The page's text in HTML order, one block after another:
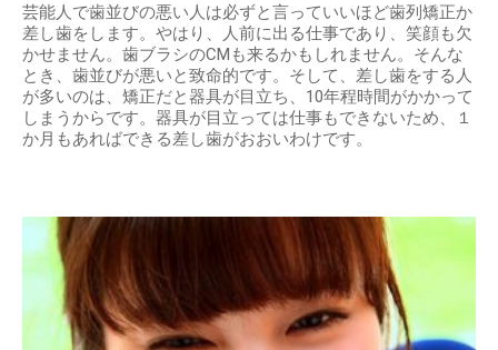
芸能人で歯並びの悪い人は必ずと言っていいほど歯列矯正か
差し歯をします。やはり、人前に出る仕事であり、笑顔も欠
かせません。歯ブラシのCMも来るかもしれません。そんな
とき、歯並びが悪いと致命的です。そして、差し歯をする人
が多いのは、矯正だと器具が目立ち、10年程時間がかかって
しまうからです。器具が目立っては仕事もできないため、１
か月もあればできる差し歯がおおいわけです。